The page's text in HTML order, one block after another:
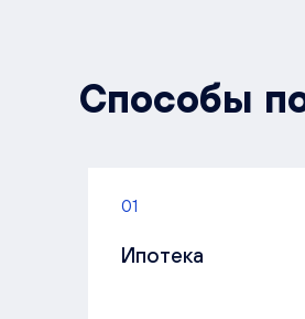
Способы
01
Ипотека